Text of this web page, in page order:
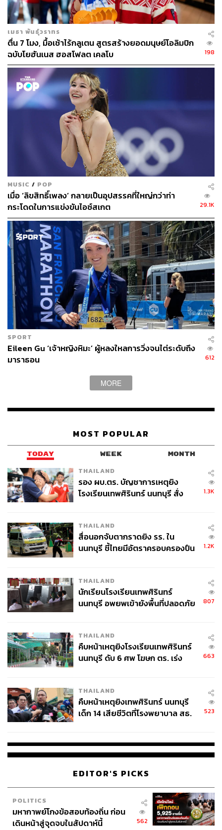
เมธา พันธุ์วราทร
ตื่น 7 โมง, มื้อเช้าไร้กลูเตน สูตรสร้างยอดมนุษย์โอลิมปิก
ฉบับโยฮันเนส ฮอสโฟลต เคลโบ
198
MUSIC / POP
เมื่อ ‘ลิขสิทธิ์เพลง’ กลายเป็นอุปสรรคที่ใหญ่กว่าท่า
กระโดดในการแข่งขันไอซ์สเกต
29.1K
SPORT
Eileen Gu ‘เจ้าหญิงหิมะ’ ผู้หลงใหลการวิ่งจนไต่ระดับถึง
มาราธอน
612
MORE
MOST POPULAR
TODAY WEEK MONTH
THAILAND
รอง ผบ.ตร. บัญชาการเหตุยิง
โรงเรียนเทพศิรินทร์ นนทบุรี สั่ง
1.3K
THAILAND
สื่อนอกจับตากราดยิง รร. ใน
นนทบุรี ชี้ไทยมีอัตราครอบครองปืน
1.2K
THAILAND
นักเรียนโรงเรียนเทพศิรินทร์
นนทบุรี อพยพเข้ายังพื้นที่ปลอดภัย
807
THAILAND
คืบหน้าเหตุยิงโรงเรียนเทพศิรินทร์
นนทบุรี ดับ 6 ศพ โฆษก ตร. เร่ง
663
THAILAND
คืบหน้าเหตุยิงเทพศิรินทร์ นนทบุรี
เด็ก 14 เสียชีวิตที่โรงพยาบาล สธ.
523
EDITOR'S PICKS
POLITICS
มหากาพย์โกงข้อสอบท้องถิ่น ก่อน
เดินหน้าสู่จุดจบในสัปดาห์นี้
562